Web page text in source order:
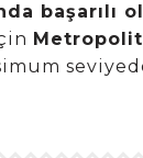
başarılı